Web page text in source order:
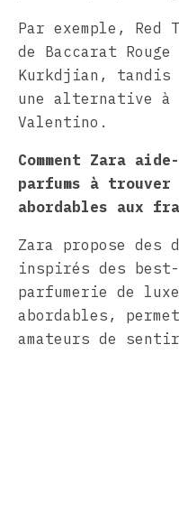
Par exemple, Red
de Baccarat
Kurkdjian, tandis
une alternative à
Valentino.
Comment Zara
parfums à
abordables aux
Zara propose des
inspirés des
parfumerie de
abordables,
amateurs de